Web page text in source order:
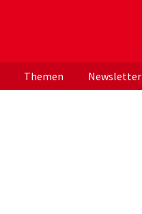
ApothekerInnen
Themen Newsletter